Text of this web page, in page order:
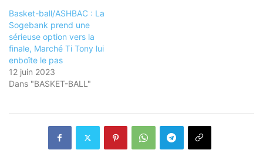
Basket-ball/ASHBAC : La
Sogebank prend une
sérieuse option vers la
finale, Marché Ti Tony lui
enboîte le pas
12 juin 2023
Dans "BASKET-BALL"